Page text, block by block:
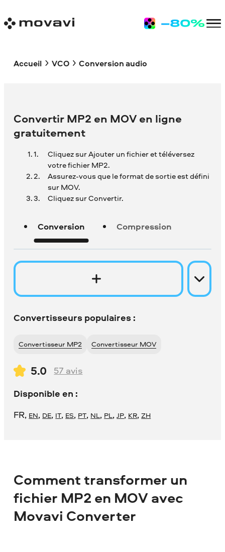
Accueil VCO Conversion audio
Convertir MP2 en MOV en ligne
gratuitement
Cliquez sur Ajouter un fichier et téléversez
votre fichier MP2.
Assurez-vous que le format de sortie est défini
sur MOV.
Cliquez sur Convertir.
Conversion Compression
Convertisseurs populaires :
Convertisseur MP2 Convertisseur MOV
5.0 57 avis
Disponible en :
FR, EN, DE, IT, ES, PT, NL, PL,JP, KR,ZH
Comment transformer un
fichier MP2 en MOV avec
Movavi Converter